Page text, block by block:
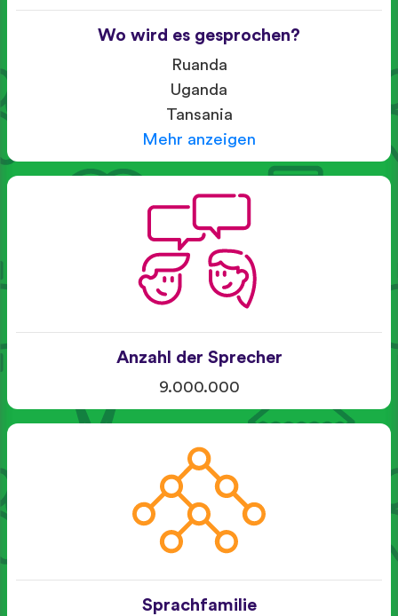
Wo wird es gesprochen?
Ruanda
Uganda
Tansania
Mehr anzeigen
Anzahl der Sprecher
9.000.000
Sprachfamilie